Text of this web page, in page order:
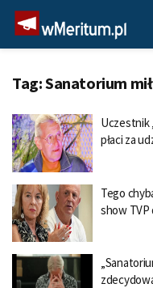
Tag:Sanatorium
Uczestnik
płaci za
Tego
show TVP